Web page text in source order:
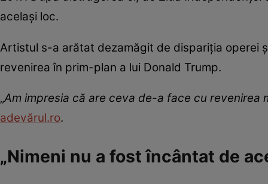
același loc.
Artistul s-a arătat dezamăgit de dispariția operei
revenirea în prim-plan a lui Donald Trump.
„Am impresia că are ceva de-a face cu revenirea
adevărul.ro.
„Nimeni nu a fost încântat de